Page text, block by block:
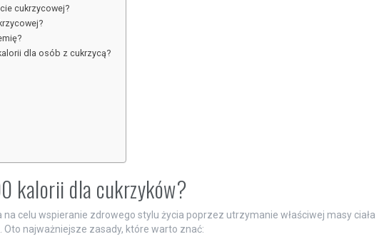
cukrzycowej?
dla osób z cukrzycą?
kalorii dla cukrzyków?
na celu wspieranie zdrowego stylu życia poprzez utrzymanie właściwej masy ciała
najważniejsze zasady, które warto znać: